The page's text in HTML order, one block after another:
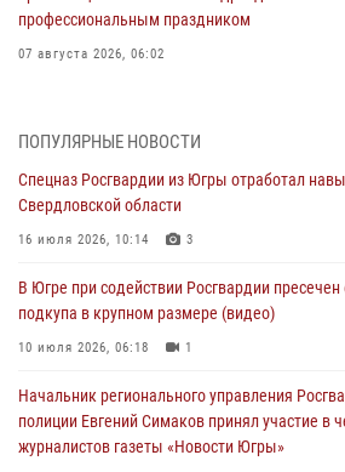
профессиональным праздником
07 августа 2026, 06:02
Военнослужащие Росгвардии сбили дрон-
направлении
Офицеры Росгвардии и ветераны войск
память генерала армии Ивана Кирилловича
В Югре при силовой поддержке ОМОН
подозреваемые в страховом мошенничестве
ПОПУЛЯРНЫЕ НОВОСТИ
Спецназ Росгвардии из Югры отработал
Свердловской области
16 июля 2026, 10:14 3
В Югре при содействии Росгвардии
подкупа в крупном размере (видео)
10 июля 2026, 06:18 1
Начальник регионального управления
полиции Евгений Симаков принял участие в
журналистов газеты «Новости Югры»